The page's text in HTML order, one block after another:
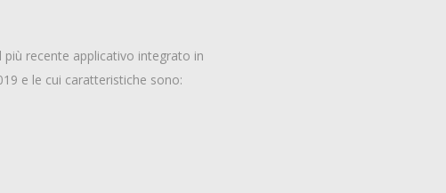
recente applicativo integrato in
e le cui caratteristiche sono: